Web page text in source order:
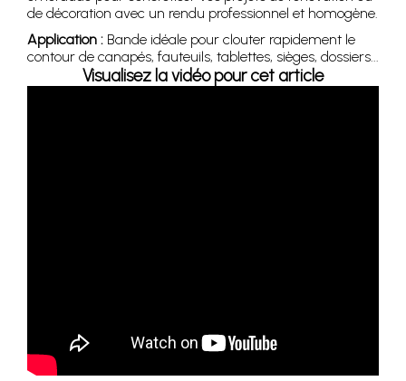
de décoration avec un rendu professionnel et homogène.
Application : Bande idéale pour clouter rapidement le
contour de canapés, fauteuils, tablettes, sièges, dossiers...
Visualisez la vidéo pour cet article